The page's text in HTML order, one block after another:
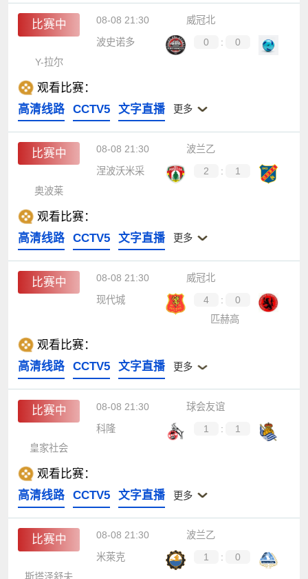
比赛中 08-08 21:30
威冠北
波史诺多
0 :
0
Y-拉尔
观看比赛：
高清线路
CCTV5 文字直播 更多
比赛中 08-08 21:30
波兰乙
涅波沃米采
2 :
1
奥波莱
观看比赛：
高清线路
CCTV5 文字直播 更多
比赛中 08-08 21:30
威冠北
现代城
4 :
0
匹赫高
观看比赛：
高清线路
CCTV5 文字直播 更多
比赛中 08-08 21:30
球会友谊
科隆
1 :
1
皇家社会
观看比赛：
高清线路
CCTV5 文字直播 更多
比赛中 08-08 21:30
波兰乙
米萊克
1 :
0